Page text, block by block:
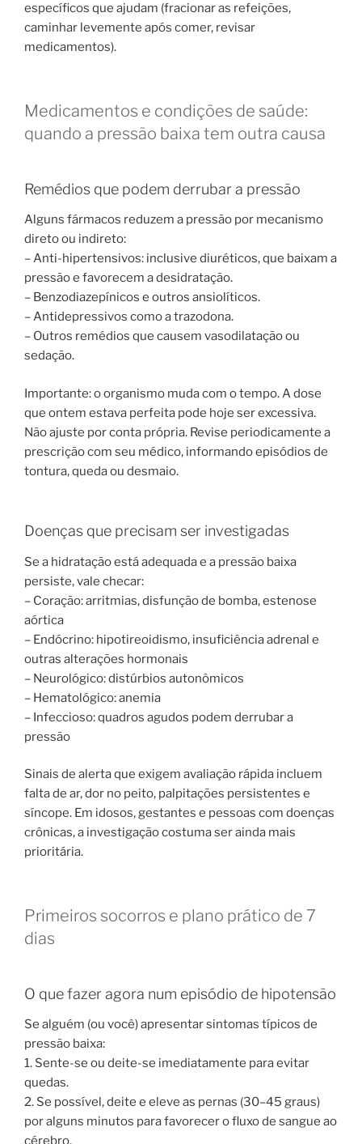
específicos que ajudam (fracionar as refeições,
caminhar levemente após comer, revisar
medicamentos).
Medicamentos e condições de saúde:
quando a pressão baixa tem outra causa
Remédios que podem derrubar a pressão
Alguns fármacos reduzem a pressão por mecanismo
direto ou indireto:
– Anti-hipertensivos: inclusive diuréticos, que baixam a
pressão e favorecem a desidratação.
– Benzodiazepínicos e outros ansiolíticos.
– Antidepressivos como a trazodona.
– Outros remédios que causem vasodilatação ou
sedação.
Importante: o organismo muda com o tempo. A dose
que ontem estava perfeita pode hoje ser excessiva.
Não ajuste por conta própria. Revise periodicamente a
prescrição com seu médico, informando episódios de
tontura, queda ou desmaio.
Doenças que precisam ser investigadas
Se a hidratação está adequada e a pressão baixa
persiste, vale checar:
– Coração: arritmias, disfunção de bomba, estenose
aórtica
– Endócrino: hipotireoidismo, insuficiência adrenal e
outras alterações hormonais
– Neurológico: distúrbios autonômicos
– Hematológico: anemia
– Infeccioso: quadros agudos podem derrubar a
pressão
Sinais de alerta que exigem avaliação rápida incluem
falta de ar, dor no peito, palpitações persistentes e
síncope. Em idosos, gestantes e pessoas com doenças
crônicas, a investigação costuma ser ainda mais
prioritária.
Primeiros socorros e plano prático de 7
dias
O que fazer agora num episódio de hipotensão
Se alguém (ou você) apresentar sintomas típicos de
pressão baixa:
1. Sente-se ou deite-se imediatamente para evitar
quedas.
2. Se possível, deite e eleve as pernas (30–45 graus)
por alguns minutos para favorecer o fluxo de sangue ao
cérebro.